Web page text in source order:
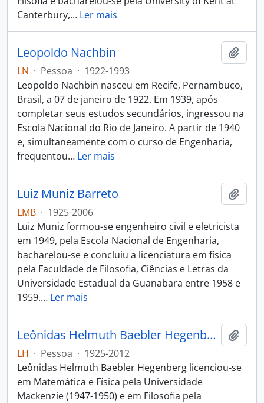
Canterbury,… Ler mais
Leopoldo Nachbin
LN · Pessoa · 1922-1993
Leopoldo Nachbin nasceu em Recife, Pernambuco,
Brasil, a 07 de janeiro de 1922. Em 1939, após
completar seus estudos secundários, ingressou na
Escola Nacional do Rio de Janeiro. A partir de 1940
e, simultaneamente com o curso de Engenharia,
frequentou… Ler mais
Luiz Muniz Barreto
LMB · 1925-2006
Luiz Muniz formou-se engenheiro civil e eletricista
em 1949, pela Escola Nacional de Engenharia,
bacharelou-se e concluiu a licenciatura em física
pela Faculdade de Filosofia, Ciências e Letras da
Universidade Estadual da Guanabara entre 1958 e
1959.… Ler mais
Leônidas Helmuth Baebler Hegenberg
LH · Pessoa · 1925-2012
Leônidas Helmuth Baebler Hegenberg licenciou-se
em Matemática e Física pela Universidade
Mackenzie (1947-1950) e em Filosofia pela